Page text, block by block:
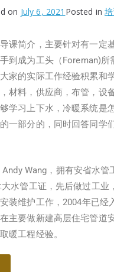
on July 6, 2021 Posted in
课简介，主要针对有一定
到成为工头（Foreman)所
家的实际工作经验积累和
材料，供应商，布管，设
学习上下水，冷暖系统是
一部分的，同时回答同学
Andy Wang，拥有安省水管
水管工证，先后做过工业
装维护工作，2004年已经
主要做新建高层住宅管道
暖工程经验。